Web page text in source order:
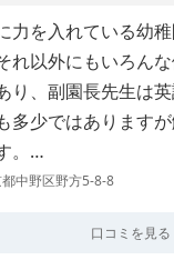
力を入れている幼
れ以外にもいろん
り、副園長先生は
多少ではあります
。…
中野区野方5-8-8
口コミを見る